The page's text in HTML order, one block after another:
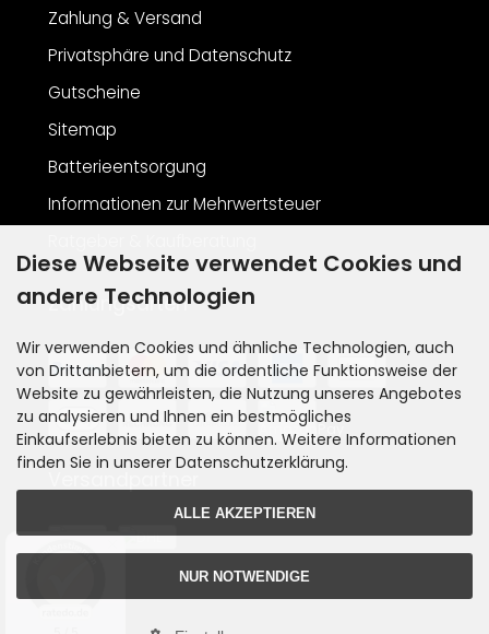
Zahlung & Versand
Privatsphäre und Datenschutz
Gutscheine
Sitemap
Batterieentsorgung
Informationen zur Mehrwertsteuer
Zahlungsarten
Diese Webseite verwendet Cookies und
andere Technologien
Wir verwenden Cookies und ähnliche Technologien, auch
von Drittanbietern, um die ordentliche Funktionsweise der
Website zu gewährleisten, die Nutzung unseres Angebotes
zu analysieren und Ihnen ein bestmögliches
Einkaufserlebnis bieten zu können. Weitere Informationen
finden Sie in unserer Datenschutzerklärung.
ALLE AKZEPTIEREN
NUR NOTWENDIGE